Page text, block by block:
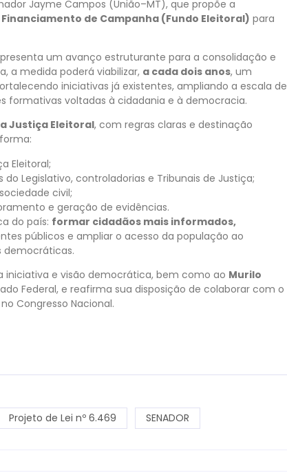
Jayme Campos (União–MT), que propõe a
Financiamento de Campanha (Fundo Eleitoral) para
um avanço estruturante para a consolidação e
a medida poderá viabilizar, a cada dois anos, um
iniciativas já existentes, ampliando a escala de
formativas voltadas à cidadania e à democracia.
Justiça Eleitoral, com regras claras e destinação
Eleitoral;
Legislativo, controladorias e Tribunais de Justiça;
civil;
e geração de evidências.
do país: formar cidadãos mais informados,
públicos e ampliar o acesso da população ao
democráticas.
iniciativa e visão democrática, bem como ao Murilo
Federal, e reafirma sua disposição de colaborar com o
Congresso Nacional.
Projeto de Lei nº 6.469 SENADOR